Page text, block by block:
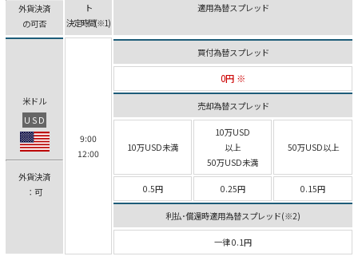
外貨決済
の可否
ト
決定時間(※1)
適用為替スプレッド
米ドル
USD
外貨決済
：可
9:00
12:00
買付為替スプレッド
0円 ※
売却為替スプレッド
10万USD未満
10万USD
以上
50万USD未満
50万USD以上
0.5円 0.25円 0.15円
利払･償還時適用為替スプレッド(※2)
一律 0.1円